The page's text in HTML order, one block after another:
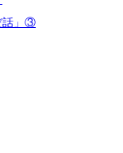
話」③